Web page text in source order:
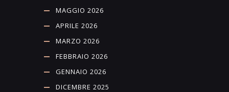
MAGGIO 2026
APRILE 2026
MARZO 2026
FEBBRAIO 2026
GENNAIO 2026
DICEMBRE 2025